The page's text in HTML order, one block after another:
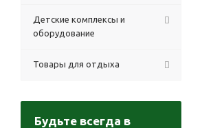
Детские комплексы и
оборудование
Товары для отдыха
Будьте всегда в